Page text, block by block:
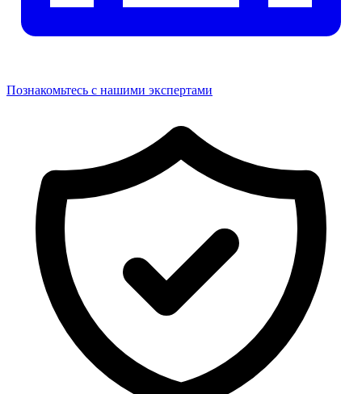
Познакомьтесь с нашими экспертами